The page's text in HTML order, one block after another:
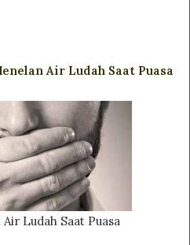
Air Ludah Saat Puasa
Ludah Saat Puasa